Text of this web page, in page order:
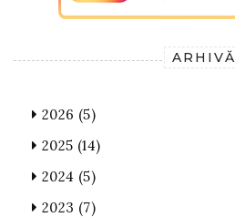
ARHIVĂ
2026 (5)
2025 (14)
2024 (5)
2023 (7)